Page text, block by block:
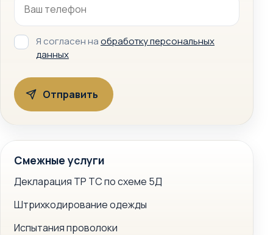
Я согласен наобработку персональных
данных
Смежные услуги
Декларация ТР ТС по схеме 5Д
Штрихкодирование одежды
Испытания проволоки